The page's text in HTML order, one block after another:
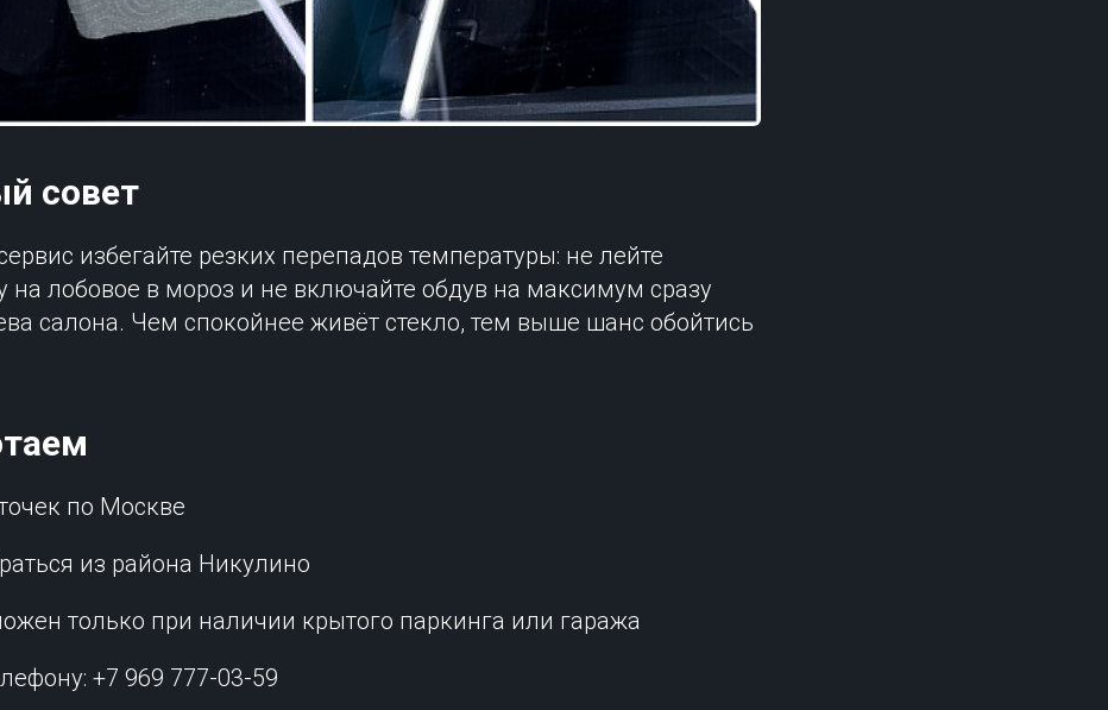
совет
избегайте резких перепадов температуры: не лейте
на лобовое в мороз и не включайте обдув на максимум сразу
салона. Чем спокойнее живёт стекло, тем выше шанс обойтись
по Москве
из района Никулино
только при наличии крытого паркинга или гаража
+7 969 777-03-59